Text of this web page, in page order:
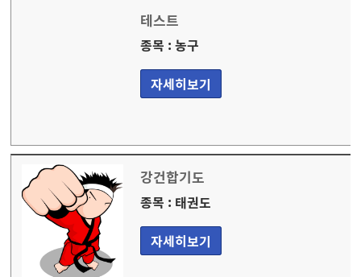
테스트
종목 : 농구
자세히보기
강건합기도
종목 : 태권도
자세히보기